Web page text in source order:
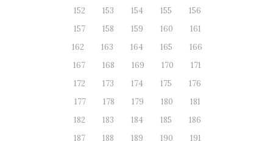
152
153 154 155
156
157
158 159 160
161
162
163 164 165
166
167
168 169 170
171
172
173 174 175
176
177
178 179 180
181
182
183 184 185
186
187
188 189 190
191